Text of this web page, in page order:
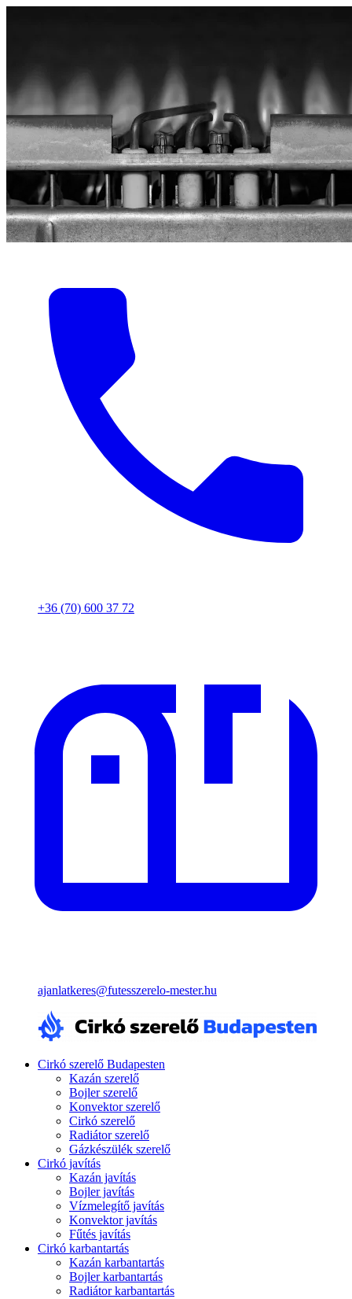
+36 (70) 600 37 72
ajanlatkeres@futesszerelo-mester.hu
Cirkó szerelő Budapesten
Kazán szerelő
Bojler szerelő
Konvektor szerelő
Cirkó szerelő
Radiátor szerelő
Gázkészülék szerelő
Cirkó javítás
Kazán javítás
Bojler javítás
Vízmelegítő javítás
Konvektor javítás
Fűtés javítás
Cirkó karbantartás
Kazán karbantartás
Bojler karbantartás
Radiátor karbantartás